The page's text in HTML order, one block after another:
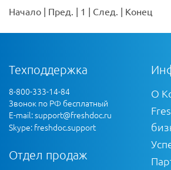
Начало | Пред. | 1 | След. | Конец
Техподдержка
8-800-333-14-84
Звонок по РФ бесплатный
E-mail:support@freshdoc.ru
Skype: freshdoc.support
Отдел продаж
О